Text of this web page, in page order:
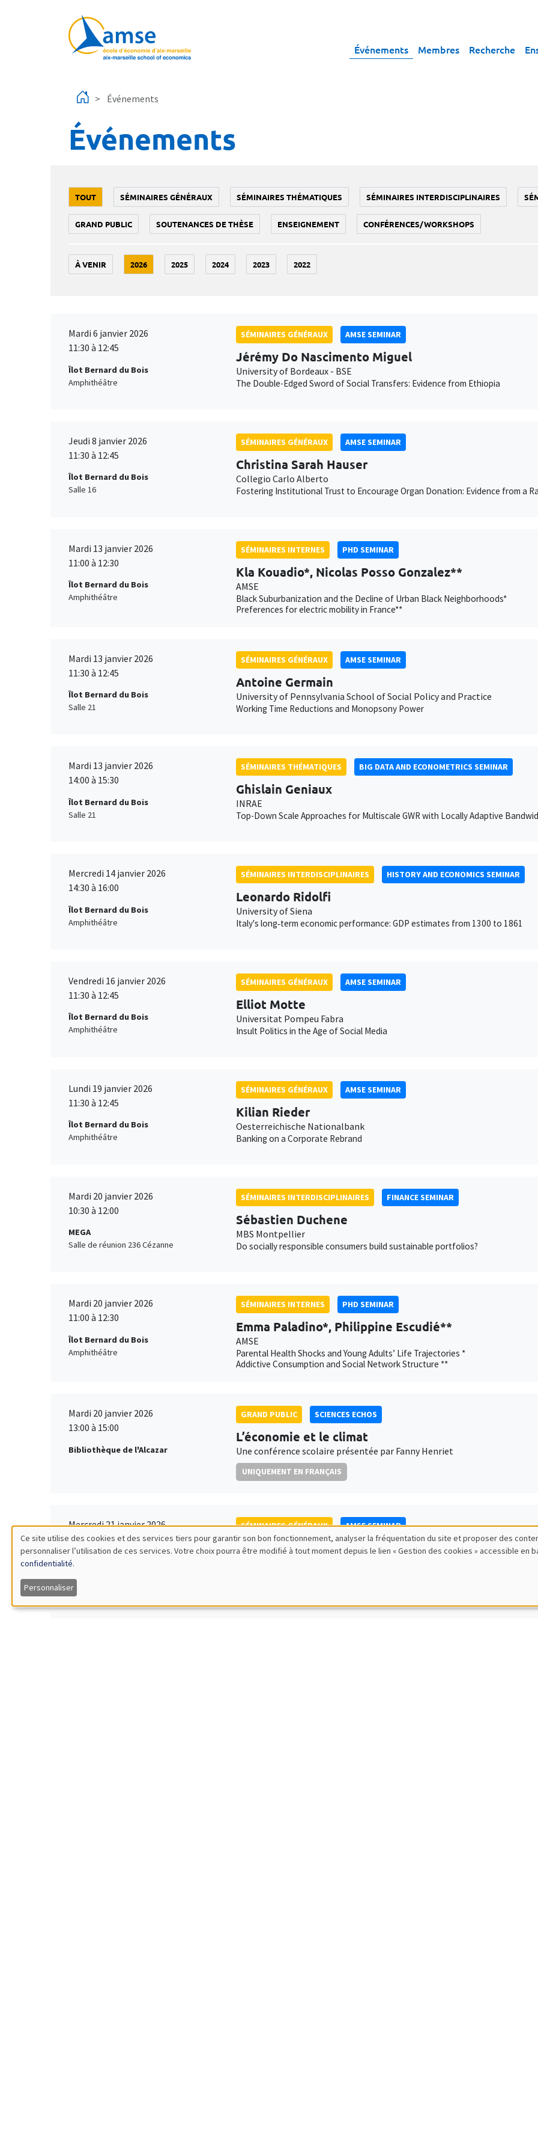
Événements Membres Recherche
Événements
Événements
TOUT SÉMINAIRES GÉNÉRAUX SÉMINAIRES THÉMATIQUES SÉMINAIRES INTERDISCIPLINAIRES
GRAND PUBLIC SOUTENANCES DE THÈSE ENSEIGNEMENT CONFÉRENCES/WORKSHOPS
À VENIR 2026 2025 2024 2023 2022
Mardi 6 janvier 2026
11:30 à 12:45
Îlot Bernard du Bois
Amphithéâtre
SÉMINAIRES GÉNÉRAUX AMSE SEMINAR
Jérémy Do Nascimento Miguel
University of Bordeaux - BSE
The Double-Edged Sword of Social Transfers: Evidence from Ethiopia
Jeudi 8 janvier 2026
11:30 à 12:45
Îlot Bernard du Bois
Salle 16
SÉMINAIRES GÉNÉRAUX AMSE SEMINAR
Christina Sarah Hauser
Collegio Carlo Alberto
Fostering Institutional Trust to Encourage Organ Donation: Evidence from a
Mardi 13 janvier 2026
11:00 à 12:30
Îlot Bernard du Bois
Amphithéâtre
SÉMINAIRES INTERNES PHD SEMINAR
Kla Kouadio*, Nicolas Posso Gonzalez**
AMSE
Black Suburbanization and the Decline of Urban Black Neighborhoods*
Preferences for electric mobility in France**
Mardi 13 janvier 2026
11:30 à 12:45
Îlot Bernard du Bois
Salle 21
SÉMINAIRES GÉNÉRAUX AMSE SEMINAR
Antoine Germain
University of Pennsylvania School of Social Policy and Practice
Working Time Reductions and Monopsony Power
Mardi 13 janvier 2026
14:00 à 15:30
Îlot Bernard du Bois
Salle 21
SÉMINAIRES THÉMATIQUES BIG DATA AND ECONOMETRICS SEMINAR
Ghislain Geniaux
INRAE
Top-Down Scale Approaches for Multiscale GWR with Locally Adaptive
Mercredi 14 janvier 2026
14:30 à 16:00
Îlot Bernard du Bois
Amphithéâtre
SÉMINAIRES INTERDISCIPLINAIRES HISTORY AND ECONOMICS SEMINAR
Leonardo Ridolfi
University of Siena
Italy's long‐term economic performance: GDP estimates from 1300 to 1861
Vendredi 16 janvier 2026
11:30 à 12:45
Îlot Bernard du Bois
Amphithéâtre
SÉMINAIRES GÉNÉRAUX AMSE SEMINAR
Elliot Motte
Universitat Pompeu Fabra
Insult Politics in the Age of Social Media
Lundi 19 janvier 2026
11:30 à 12:45
Îlot Bernard du Bois
Amphithéâtre
SÉMINAIRES GÉNÉRAUX AMSE SEMINAR
Kilian Rieder
Oesterreichische Nationalbank
Banking on a Corporate Rebrand
Mardi 20 janvier 2026
10:30 à 12:00
MEGA
Salle de réunion 236 Cézanne
SÉMINAIRES INTERDISCIPLINAIRES FINANCE SEMINAR
Sébastien Duchene
MBS Montpellier
Do socially responsible consumers build sustainable portfolios?
Mardi 20 janvier 2026
11:00 à 12:30
Îlot Bernard du Bois
Amphithéâtre
SÉMINAIRES INTERNES PHD SEMINAR
Emma Paladino*, Philippine Escudié**
AMSE
Parental Health Shocks and Young Adults’ Life Trajectories *
Addictive Consumption and Social Network Structure **
Mardi 20 janvier 2026
13:00 à 15:00
Bibliothèque de l'Alcazar
GRAND PUBLIC SCIENCES ECHOS
L’économie et le climat
Une conférence scolaire présentée par Fanny Henriet
UNIQUEMENT EN FRANÇAIS
Mercredi 21 janvier 2026
11:30 à 12:45
Îlot Bernard du Bois
SÉMINAIRES GÉNÉRAUX AMSE SEMINAR
Elena Herold
Utilisation
des
Ce site utilise des cookies et des services tiers pour garantir son bon fonctionnement, analyser la fréquentation du site et proposer des
personnaliser l’utilisation de ces services. Votre choix pourra être modifié à tout moment depuis le lien « Gestion des cookies » accessible en
confidentialité.
Personnaliser